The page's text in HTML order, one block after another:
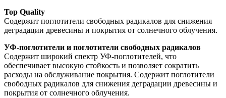
Top Quality
Содержит поглотители свободных радикалов для снижения
деградации древесины и покрытия от солнечного облучения.
УФ-поглотители и поглотители свободных радикалов
Содержит широкий спектр УФ-поглотителей, что
обеспечивает высокую стойкость и позволяет сократить
расходы на обслуживание покрытия. Содержит поглотители
свободных радикалов для снижения деградации древесины и
покрытия от солнечного облучения.